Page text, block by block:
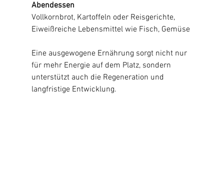
Abendessen
Vollkornbrot, Kartoffeln oder Reisgerichte,
Eiweißreiche Lebensmittel wie Fisch, Gemüse
Eine ausgewogene Ernährung sorgt nicht nur
für mehr Energie auf dem Platz, sondern
unterstützt auch die Regeneration und
langfristige Entwicklung.